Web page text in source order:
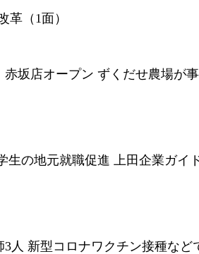
革（1面）
坂店オープン ずくだせ農場が
生の地元就職促進 上田企業ガイ
人 新型コロナワクチン接種な